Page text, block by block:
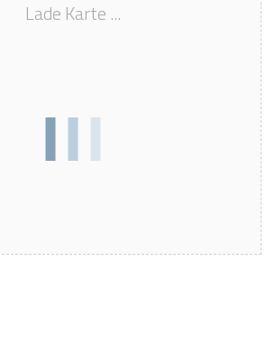
Lade Karte ...